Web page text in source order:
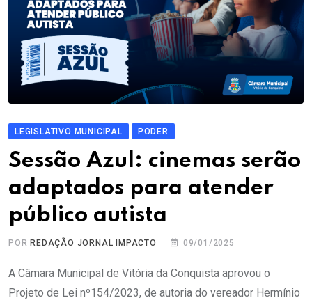
LEGISLATIVO MUNICIPAL PODER
Sessão Azul: cinemas serão
adaptados para atender
público autista
POR REDAÇÃO JORNAL IMPACTO 09/01/2025
A Câmara Municipal de Vitória da Conquista aprovou o
Projeto de Lei nº154/2023, de autoria do vereador Hermínio